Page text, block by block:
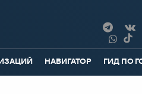
НАВИГАТОР ГИД ПО